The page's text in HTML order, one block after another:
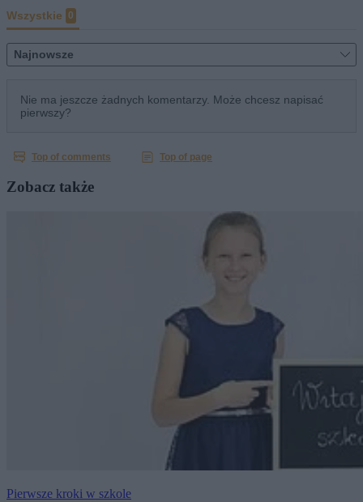
Zobacz także
Pierwsze kroki w szkole